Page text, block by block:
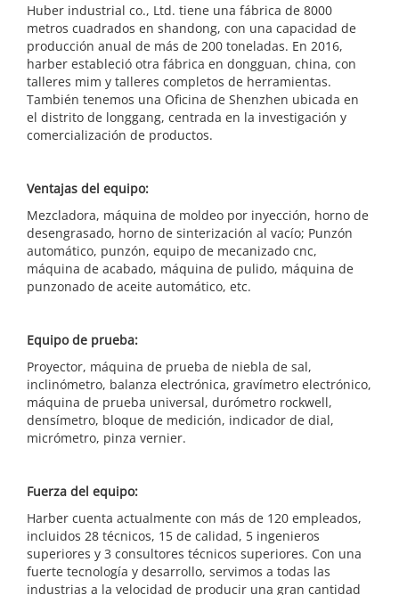
Huber industrial co., Ltd. tiene una fábrica de 8000
metros cuadrados en shandong, con una capacidad de
producción anual de más de 200 toneladas. En 2016,
harber estableció otra fábrica en dongguan, china, con
talleres mim y talleres completos de herramientas.
También tenemos una Oficina de Shenzhen ubicada en
el distrito de longgang, centrada en la investigación y
comercialización de productos.
Ventajas del equipo:
Mezcladora, máquina de moldeo por inyección, horno de
desengrasado, horno de sinterización al vacío; Punzón
automático, punzón, equipo de mecanizado cnc,
máquina de acabado, máquina de pulido, máquina de
punzonado de aceite automático, etc.
Equipo de prueba:
Proyector, máquina de prueba de niebla de sal,
inclinómetro, balanza electrónica, gravímetro electrónico,
máquina de prueba universal, durómetro rockwell,
densímetro, bloque de medición, indicador de dial,
micrómetro, pinza vernier.
Fuerza del equipo:
Harber cuenta actualmente con más de 120 empleados,
incluidos 28 técnicos, 15 de calidad, 5 ingenieros
superiores y 3 consultores técnicos superiores. Con una
fuerte tecnología y desarrollo, servimos a todas las
industrias a la velocidad de producir una gran cantidad